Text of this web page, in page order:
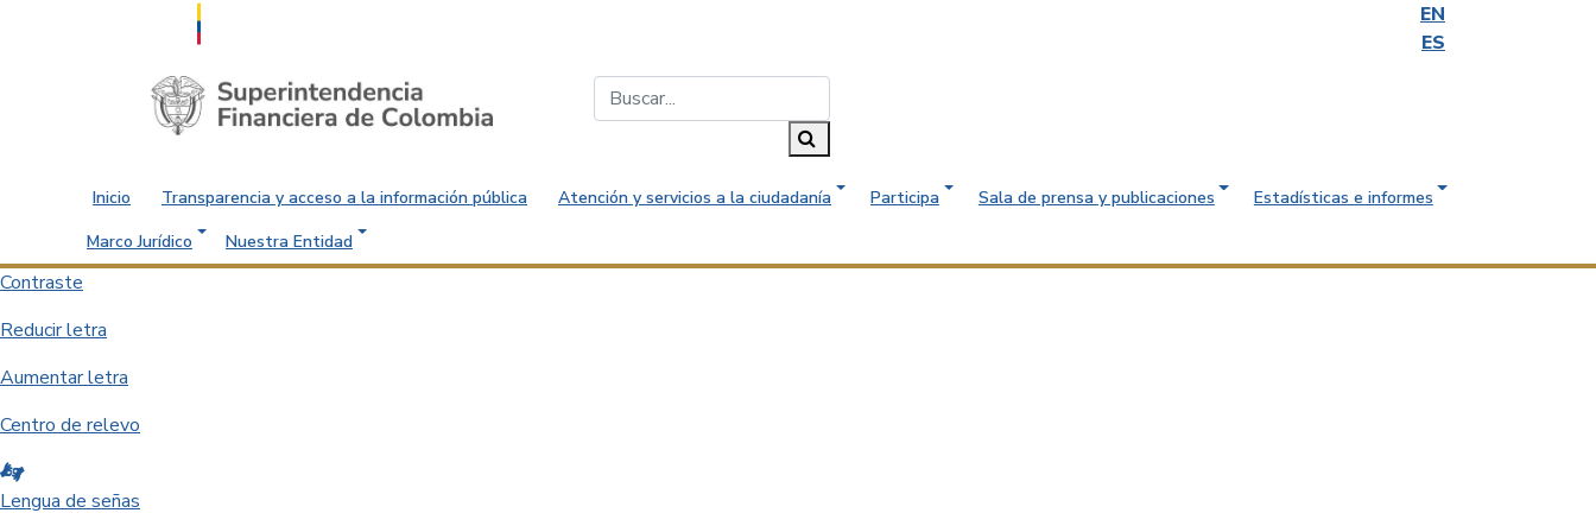
EN
ES
Saltar al contenido principal
Inicio Transparencia y acceso a la información pública Atención y servicios a la ciudadanía Participa Sala de prensa y publicaciones
Estadísticas e informes
Marco Jurídico
Nuestra Entidad
Contraste
Reducir letra
Aumentar letra
Centro de relevo
Lengua de señas